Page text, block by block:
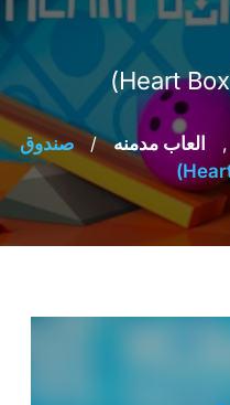
, العاب مدمنه /
صندوق